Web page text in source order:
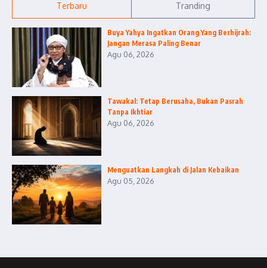
Terbaru Tranding
Buya Yahya Ingatkan Orang Yang Berhijrah:
Jangan Merasa Paling Benar
Agu 06, 2026
Tawakal: Tetap Berusaha, Bukan Pasrah
Tanpa Ikhtiar
Agu 06, 2026
Menguatkan Langkah di Jalan Kebaikan
Agu 05, 2026